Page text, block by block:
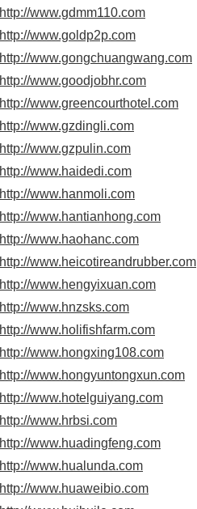
http://www.gdmm110.com
http://www.goldp2p.com
http://www.gongchuangwang.com
http://www.goodjobhr.com
http://www.greencourthotel.com
http://www.gzdingli.com
http://www.gzpulin.com
http://www.haidedi.com
http://www.hanmoli.com
http://www.hantianhong.com
http://www.haohanc.com
http://www.heicotireandrubber.com
http://www.hengyixuan.com
http://www.hnzsks.com
http://www.holifishfarm.com
http://www.hongxing108.com
http://www.hongyuntongxun.com
http://www.hotelguiyang.com
http://www.hrbsi.com
http://www.huadingfeng.com
http://www.hualunda.com
http://www.huaweibio.com